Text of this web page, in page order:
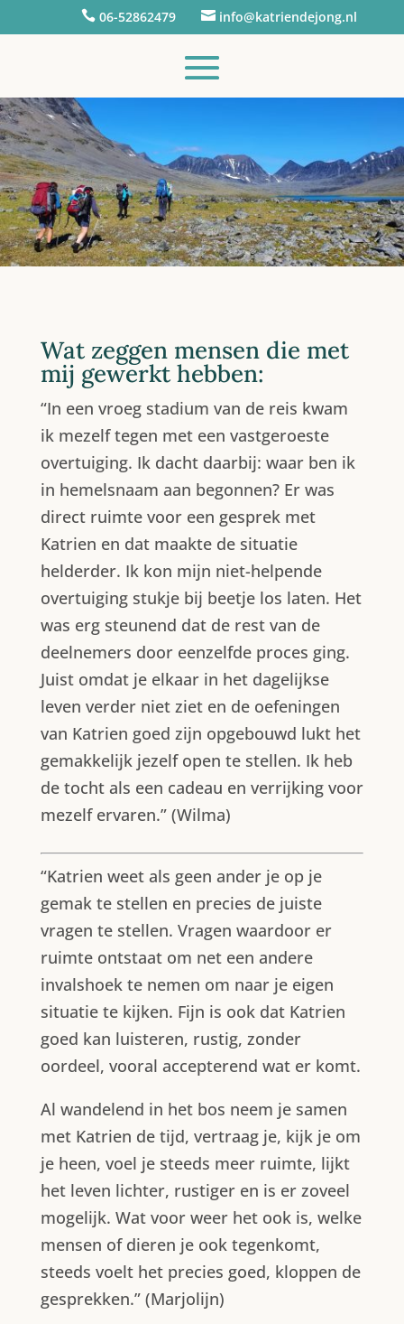
06-52862479  info@katriendejong.nl
Wat zeggen mensen die met
mij gewerkt hebben:
“In een vroeg stadium van de reis kwam
ik mezelf tegen met een vastgeroeste
overtuiging. Ik dacht daarbij: waar ben ik
in hemelsnaam aan begonnen? Er was
direct ruimte voor een gesprek met
Katrien en dat maakte de situatie
helderder. Ik kon mijn niet-helpende
overtuiging stukje bij beetje los laten. Het
was erg steunend dat de rest van de
deelnemers door eenzelfde proces ging.
Juist omdat je elkaar in het dagelijkse
leven verder niet ziet en de oefeningen
van Katrien goed zijn opgebouwd lukt het
gemakkelijk jezelf open te stellen. Ik heb
de tocht als een cadeau en verrijking voor
mezelf ervaren.” (Wilma)
“Katrien weet als geen ander je op je
gemak te stellen en precies de juiste
vragen te stellen. Vragen waardoor er
ruimte ontstaat om net een andere
invalshoek te nemen om naar je eigen
situatie te kijken. Fijn is ook dat Katrien
goed kan luisteren, rustig, zonder
oordeel, vooral accepterend wat er komt.
Al wandelend in het bos neem je samen
met Katrien de tijd, vertraag je, kijk je om
je heen, voel je steeds meer ruimte, lijkt
het leven lichter, rustiger en is er zoveel
mogelijk. Wat voor weer het ook is, welke
mensen of dieren je ook tegenkomt,
steeds voelt het precies goed, kloppen de
gesprekken.” (Marjolijn)